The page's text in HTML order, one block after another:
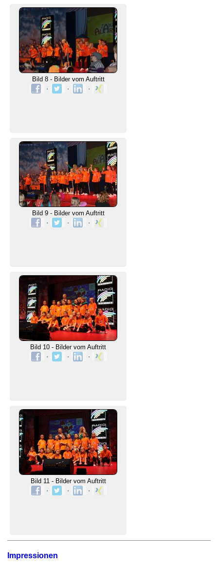
Bild 8 - Bilder vom Auftritt
·
· ·
Bild 9 - Bilder vom Auftritt
·
· ·
Bild 10 - Bilder vom Auftritt
·
· ·
Bild 11 - Bilder vom Auftritt
·
· ·
Impressionen